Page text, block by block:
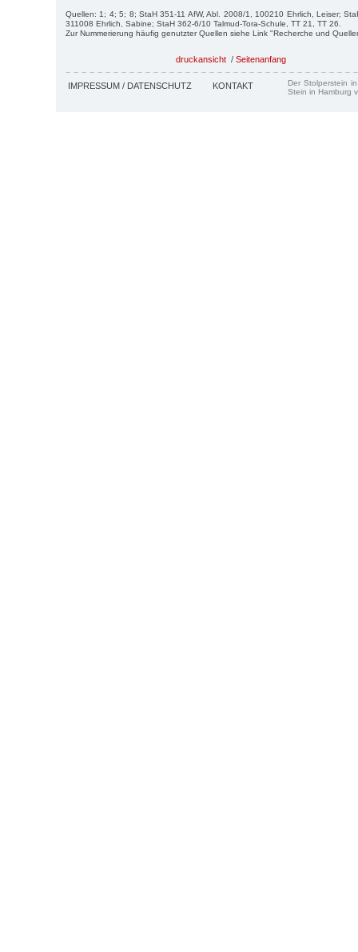
Quellen: 1; 4; 5; 8; StaH 351-11 AfW, Abl. 2008/1, 100210 Ehrlich, Leiser;
311008 Ehrlich, Sabine; StaH 362-6/10 Talmud-Tora-Schule, TT 21, TT 26.
Zur Nummerierung häufig genutzter Quellen siehe Link "Recherche und
druckansicht / Seitenanfang
IMPRESSUM / DATENSCHUTZ KONTAKT
Der Stolperstein
Stein in Hamburg